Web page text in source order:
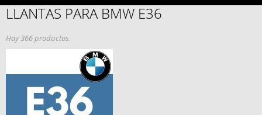
LLANTAS PARA BMW E36
Hay 366 productos.